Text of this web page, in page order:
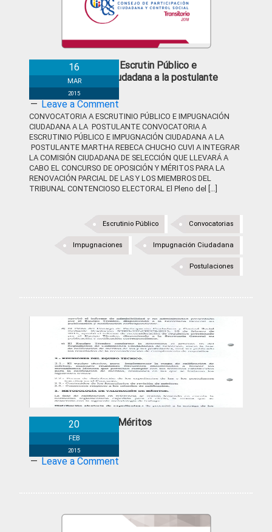
Convocatoria a Escrutin Público e
impugnación ciudadana a la postulante
16
MAR
2015
Leave a Comment
CONVOCATORIA A ESCRUTINIO PÚBLICO E IMPUGNACIÓN
CIUDADANA A LA POSTULANTE CONVOCATORIA A
ESCRUTINIO PÚBLICO E IMPUGNACIÓN CIUDADANA A LA
POSTULANTE MARTHA REBECA CHUCHO CUVI A INTEGRAR
LA COMISIÓN CIUDADANA DE SELECCIÓN QUE LLEVARÁ A
CABO EL CONCURSO DE OPOSICIÓN Y MÉRITOS PARA LA
RENOVACIÓN PARCIAL DE LAS Y LOS MIEMBROS DEL
TRIBUNAL CONTENCIOSO ELECTORAL El Pleno del […]
Convocatorias
Escrutinio Público
Impugnación Ciudadana
Impugnaciones
Postulaciones
Calificación de Méritos
20
FEB
2015
Leave a Comment